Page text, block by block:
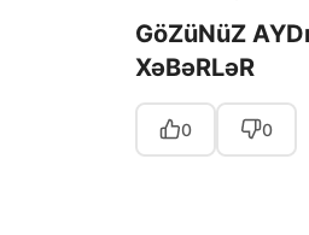
GöZüNüZ
XəBəRLəR
0 0